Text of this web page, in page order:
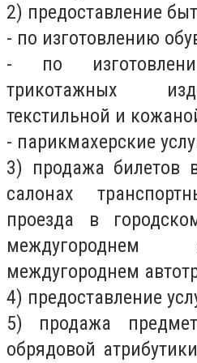
2) предоставление
- по изготовлению
- по
трикотажных
текстильной и
- парикмахерские
3) продажа билетов
салонах
проезда в
междугороднем
междугороднем
4) предоставление
5) продажа
обрядовой